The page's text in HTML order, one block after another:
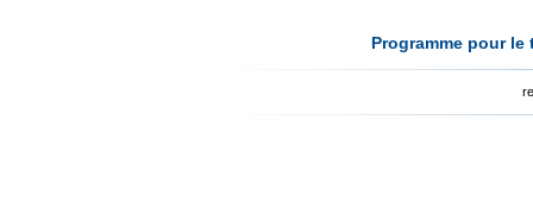
Programme pour le